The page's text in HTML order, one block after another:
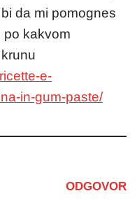
da mi pomognes
po kakvom
e-
in-gum-paste/
ODGOVOR